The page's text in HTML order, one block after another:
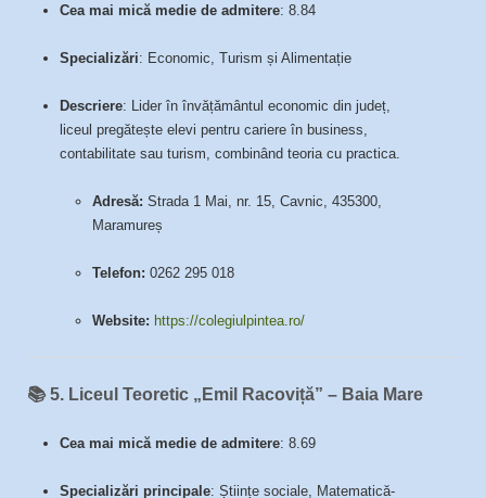
Cea mai mică medie de admitere: 8.84
Specializări: Economic, Turism și Alimentație
Descriere: Lider în învățământul economic din județ,
liceul pregătește elevi pentru cariere în business,
contabilitate sau turism, combinând teoria cu practica.
Adresă: Strada 1 Mai, nr. 15, Cavnic, 435300,
Maramureș
Telefon: 0262 295 018
Website: https://colegiulpintea.ro/
📚5. Liceul Teoretic „Emil Racoviță” – Baia Mare
Cea mai mică medie de admitere: 8.69
Specializări principale: Științe sociale, Matematică-